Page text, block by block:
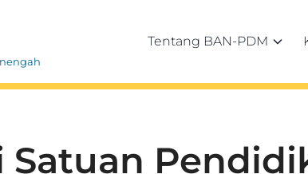
Tentang BAN-PDM
Satuan